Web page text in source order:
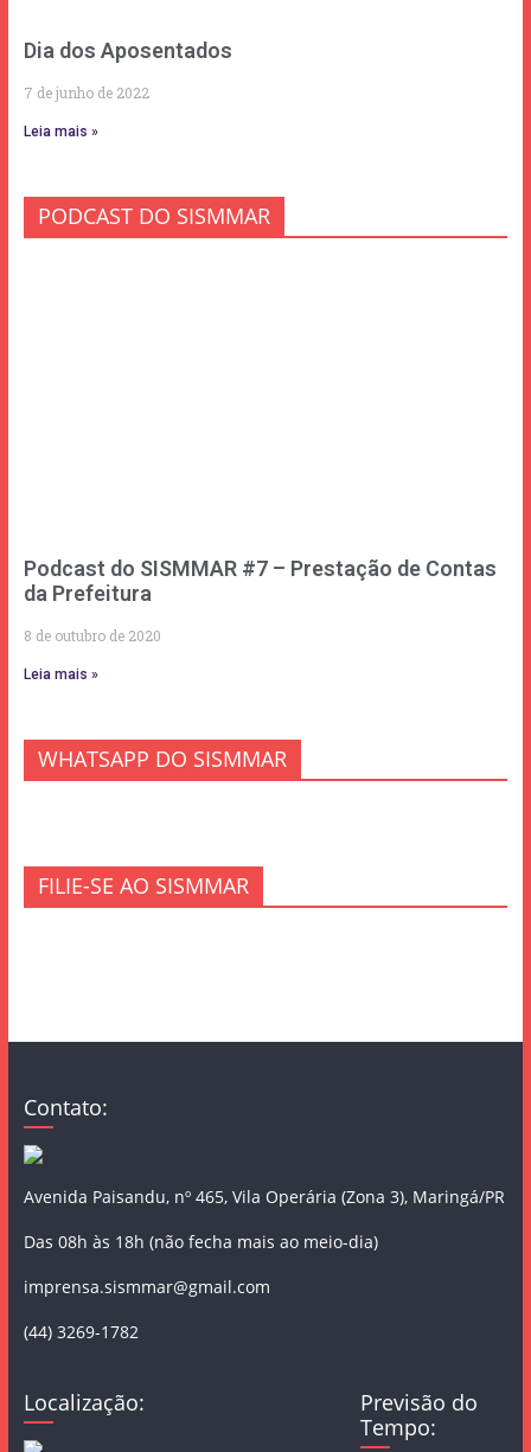
Dia dos Aposentados
7 de junho de 2022
Leia mais »
PODCAST DO SISMMAR
Podcast do SISMMAR #7 – Prestação de Contas
da Prefeitura
8 de outubro de 2020
Leia mais »
WHATSAPP DO SISMMAR
FILIE-SE AO SISMMAR
Contato:
Avenida Paisandu, nº 465, Vila Operária (Zona 3), Maringá/PR
Das 08h às 18h (não fecha mais ao meio-dia)
imprensa.sismmar@gmail.com
(44) 3269-1782
Localização:
Previsão do
Tempo: